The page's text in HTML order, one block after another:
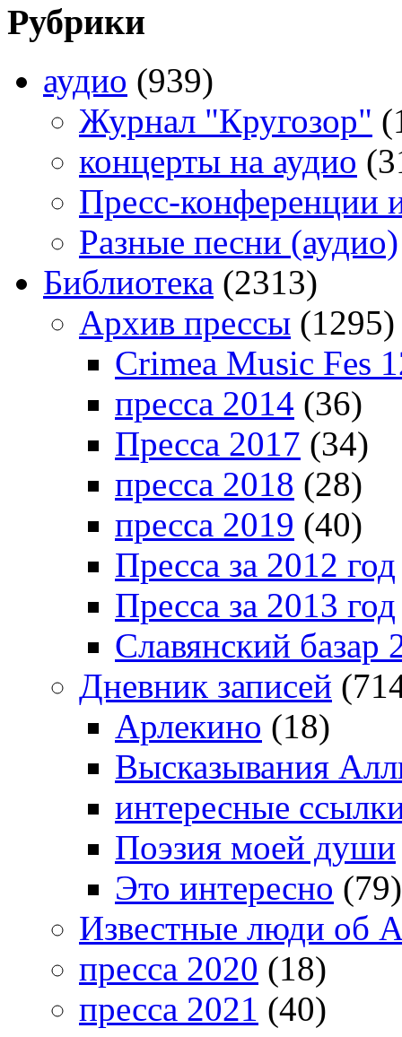
Рубрики
аудио (939)
Журнал "Кругозор"
концерты на аудио
Пресс-конференции
Разные песни (аудио)
Библиотека (2313)
Архив прессы (1295)
Crimea Music Fes
пресса 2014 (36)
Пресса 2017 (34)
пресса 2018 (28)
пресса 2019 (40)
Пресса за 2012 год
Пресса за 2013 год
Славянский базар
Дневник записей
Арлекино (18)
Высказывания
интересные
Поэзия моей души
Это интересно (79)
Известные люди об
пресса 2020 (18)
пресса 2021 (40)